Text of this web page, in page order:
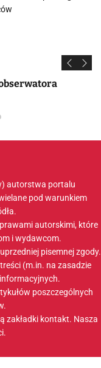
autorstwa portalu
pod warunkiem
autorskimi, które
i wydawcom.
pisemnej zgody.
(m.in. na zasadzie
poszczególnych
zakładki kontakt. Nasza
.